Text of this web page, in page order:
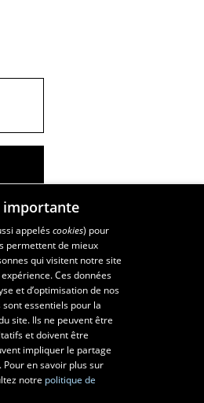
d’art et de design
du territoire et de développement
importante
appeléscookies) pour
permettent de mieux
qui visitent notre site
Ces données
et d’optimisation de nos
essentiels pour la
site. Ils ne peuvent être
et doivent être
impliquer le partage
Pour en savoir plus sur
notre politique de